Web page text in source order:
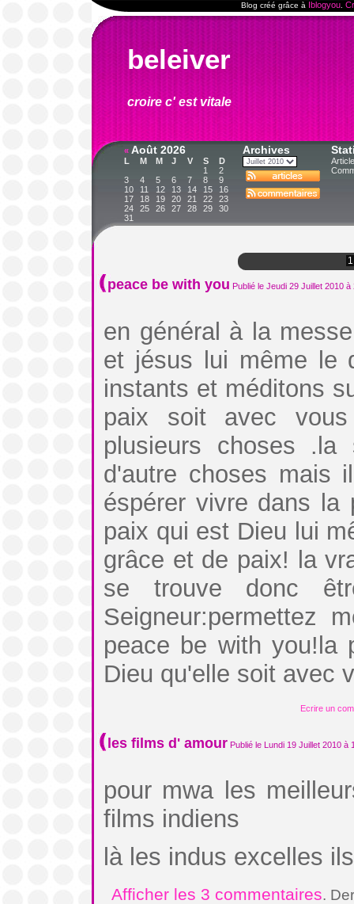
Blog créé grâce à Iblogyou
beleiver
croire c' est vitale
« Août 2026
L M M J V S
D
1
2
3
4 5 6 7 8
9
10
11 12 13 14 15
16
17
18 19 20 21 22
23
24
25 26 27 28 29
30
31
Archives
1
peace be with you Publié le Jeudi 29 Juillet 2010 à
en général à la
et jésus lui même le
instants et méditons
paix soit avec
plusieurs choses .la
d'autre choses mais
éspérer vivre dans la
paix qui est Dieu lui
grâce et de paix! la
se trouve donc
Seigneur:permettez
peace be with you!la
Dieu qu'elle soit avec
Ecrire un
les films d' amour Publié le Lundi 19 Juillet 2010 à
pour mwa les
films indiens
là les indus excelles
Afficher les 3 commentaires.